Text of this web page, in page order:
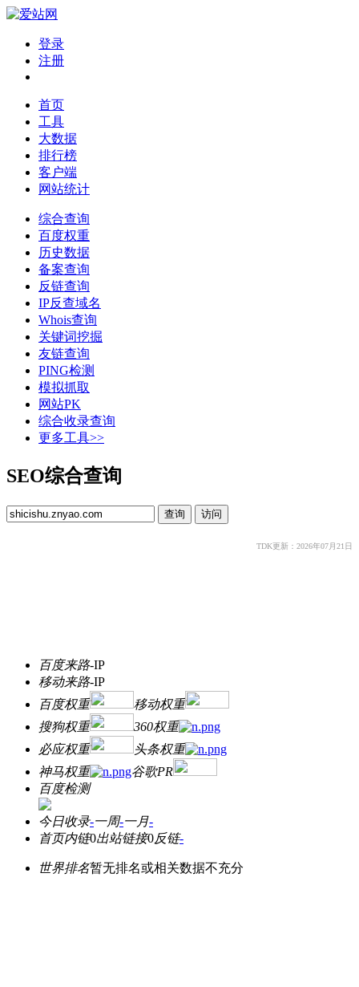
登录
注册
首页
工具
大数据
排行榜
客户端
网站统计
综合查询
百度权重
历史数据
备案查询
反链查询
IP反查域名
Whois查询
关键词挖掘
友链查询
PING检测
模拟抓取
网站PK
综合收录查询
更多工具>>
SEO综合查询
TDK更新：2026年07月21日
百度来路-IP
移动来路-IP
百度权重
移动权重
搜狗权重
360权重
必应权重
头条权重
神马权重
谷歌PR
百度检测
今日收录-一周-一月-
首页内链0出站链接0反链-
世界排名暂无排名或相关数据不充分